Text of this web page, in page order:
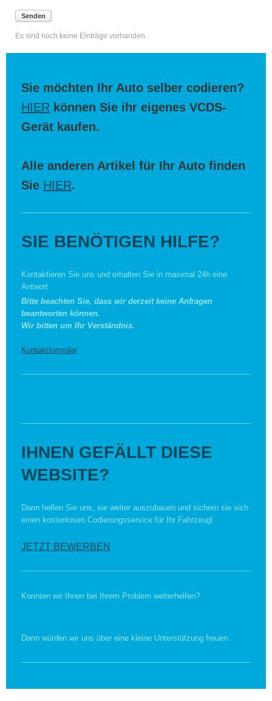
Senden
Es sind noch keine Einträge vorhanden.
Sie möchten Ihr Auto selber codieren?
HIER können Sie ihr eigenes VCDS-
Gerät kaufen.
Alle anderen Artikel für Ihr Auto finden
Sie HIER.
SIE BENÖTIGEN HILFE?
Kontaktieren Sie uns und erhalten Sie in maximal 24h eine
Antwort
Bitte beachten Sie, dass wir derzeit keine Anfragen
beantworten können.
Wir bitten um Ihr Verständnis.
Kontaktformular
IHNEN GEFÄLLT DIESE
WEBSITE?
Dann helfen Sie uns, sie weiter auszubauen und sichern sie sich
einen kostenlosen Codierungsservice für Ihr Fahrzeug!
JETZT BEWERBEN
Konnten wir Ihnen bei Ihrem Problem weiterhelfen?
Dann würden wir uns über eine kleine Unterstützung freuen.